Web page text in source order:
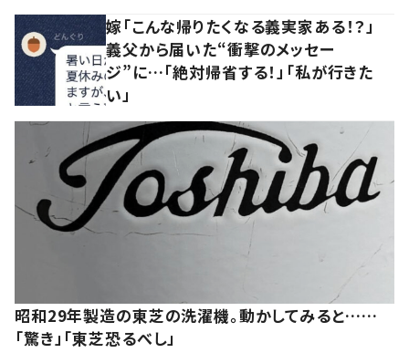
嫁「こんな帰りたくなる義実家ある！？」
義父から届いた“衝撃のメッセー
ジ”に…「絶対帰省する！」「私が行きた
い」
昭和29年製造の東芝の洗濯機。動かしてみると……
「驚き」「東芝恐るべし」